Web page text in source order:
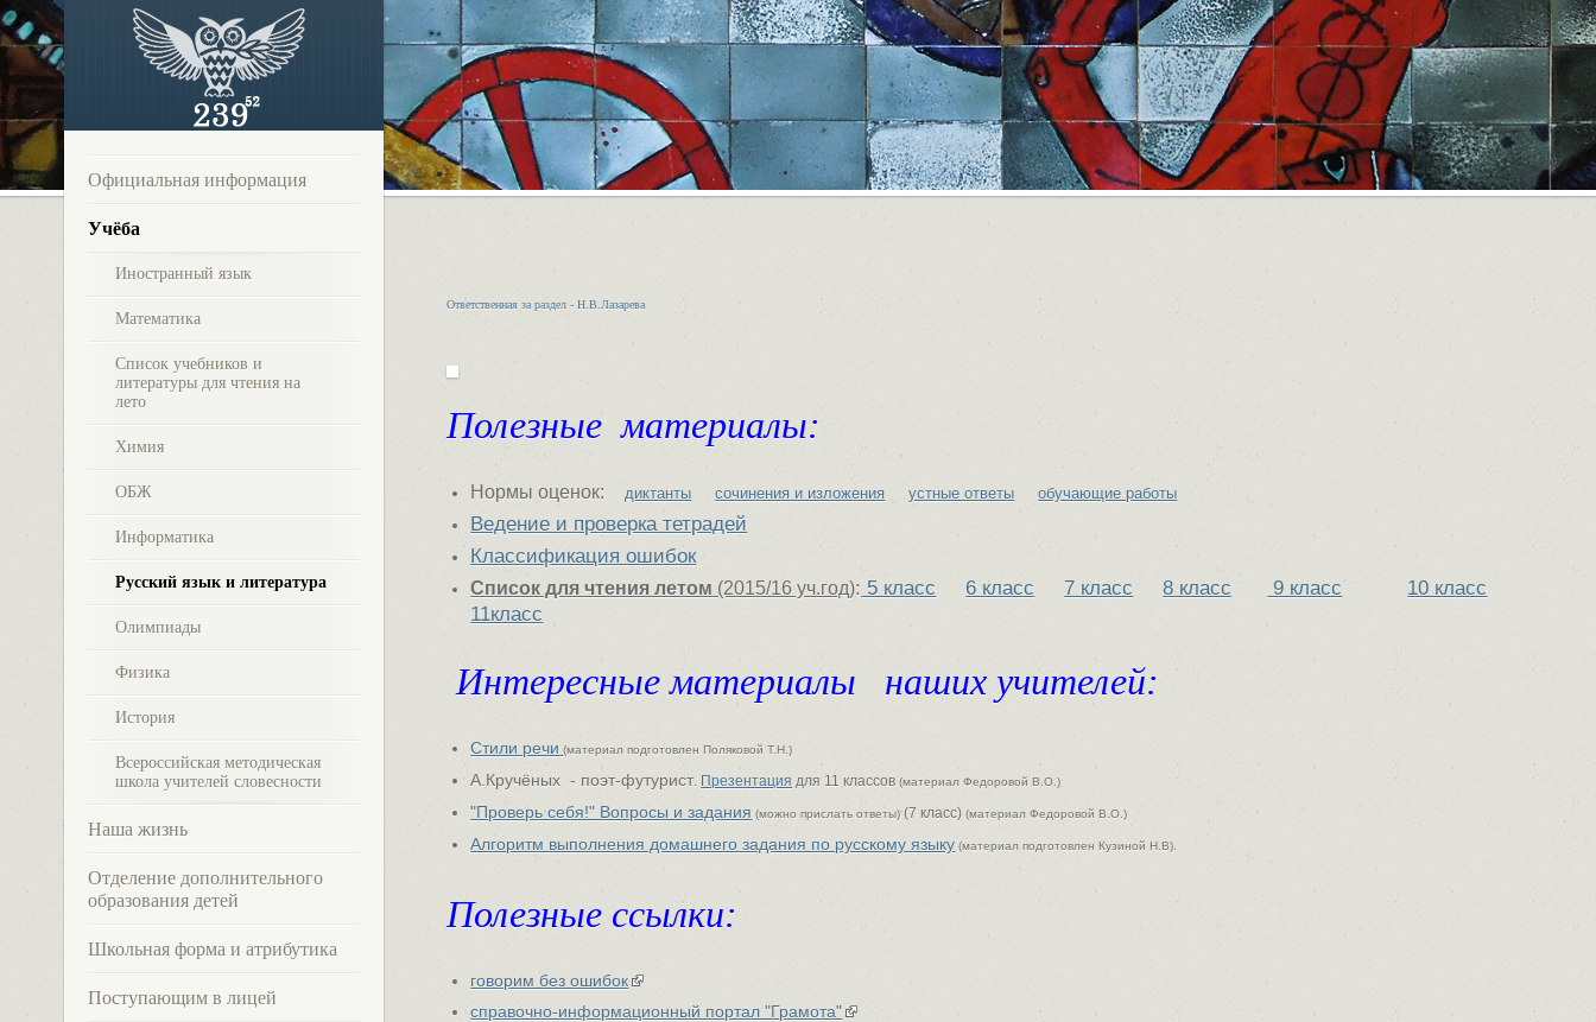
Официальная информация
Учёба
Иностранный язык
Математика
Список учебников и
литературы для чтения на
лето
Химия
ОБЖ
Информатика
Русский язык и литература
Олимпиады
Физика
История
Всероссийская методическая
школа учителей словесности
Наша жизнь
Отделение дополнительного
образования детей
Школьная форма и атрибутика
Поступающим в лицей
Ответственная за раздел - Н.В.Лазарева
Полезные материалы:
Нормы оценок: диктанты сочинения и изложения устные ответы обучающие работы
Ведение и проверка тетрадей
Классификация ошибок
Список для чтения летом (2015/16 уч.год): 5 класс 6 класс 7 класс 8 класс 9 класс
10 класс
11класс
Интересные материалы наших учителей:
Стили речи (материал подготовлен Поляковой Т.Н.)
А.Кручёных - поэт-футурист Презентация для 11 классов (материал Федоровой В.О.)
"Проверь себя!" Вопросы и задания (можно прислать ответы) (7 класс)(материал Федоровой В.О.)
Алгоритм выполнения домашнего задания по русскому языку (материал подготовлен Кузиной Н.В).
Полезные ссылки:
говорим без ошибок
справочно-информационный портал "Грамота"